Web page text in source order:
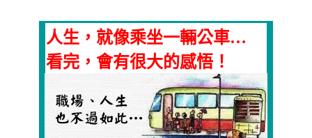
人生，就像乘坐一輛公車…
看完，會有很大的感悟！